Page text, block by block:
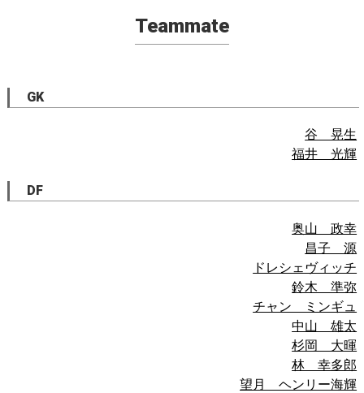
Teammate
GK
谷 晃生
福井 光輝
DF
奥山 政幸
昌子 源
ドレシェヴィッチ
鈴木 準弥
チャン ミンギュ
中山 雄太
杉岡 大暉
林 幸多郎
望月 ヘンリー海輝